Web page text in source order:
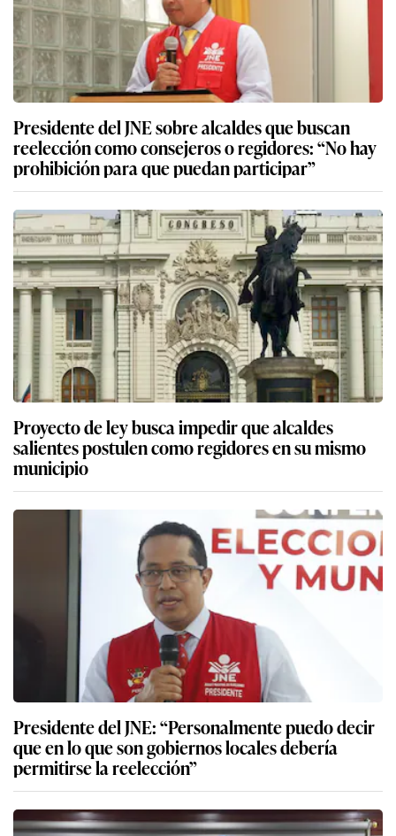
Presidente del JNE sobre alcaldes que buscan
reelección como consejeros o regidores: “No hay
prohibición para que puedan participar”
Proyecto de ley busca impedir que alcaldes
salientes postulen como regidores en su mismo
municipio
Presidente del JNE: “Personalmente puedo decir
que en lo que son gobiernos locales debería
permitirse la reelección”